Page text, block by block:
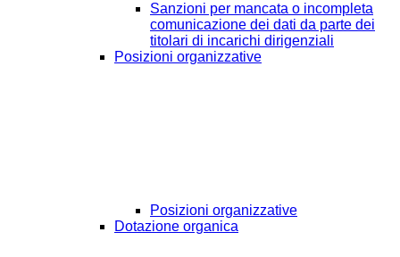
Sanzioni per mancata o incompleta
comunicazione dei dati da parte dei
titolari di incarichi dirigenziali
Posizioni organizzative
Posizioni organizzative
Dotazione organica